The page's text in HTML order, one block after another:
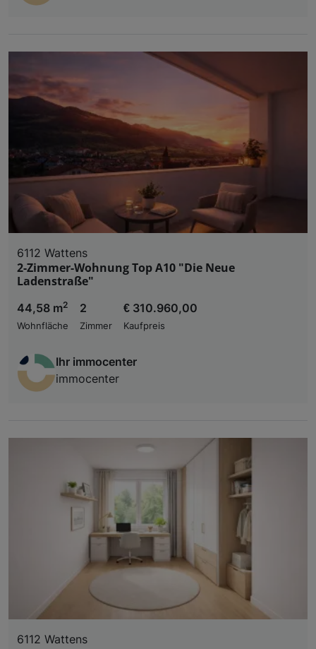
6112 Wattens
2-Zimmer-Wohnung Top A10 "Die Neue
Ladenstraße"
44,58 m2
Wohnfläche
2
Zimmer
€ 310.960,00
Kaufpreis
Ihr immocenter
immocenter
6112 Wattens